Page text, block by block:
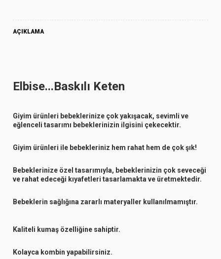
AÇIKLAMA
Elbise...Baskılı Keten
Giyim ürünleri bebeklerinize çok yakışacak, sevimli ve
eğlenceli tasarımı bebeklerinizin ilgisini çekecektir.
Giyim ürünleri ile bebekleriniz hem rahat hem de çok şık!
Bebeklerinize özel tasarımıyla, bebeklerinizin çok seveceği
ve rahat edeceği kıyafetleri tasarlamakta ve üretmektedir.
Bebeklerin sağlığına zararlı materyaller kullanılmamıştır.
Kaliteli kumaş özelliğine sahiptir.
Kolayca kombin yapabilirsiniz.